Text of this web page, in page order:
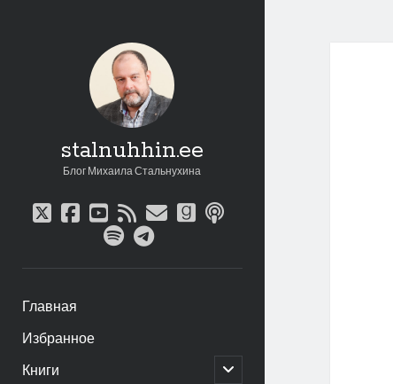
stalnuhhin.ee
Блог Михаила Стальнухина
twitter
facebook
youtube
rssemailgoodreads
podcast
spotifytelegram
Главная
Избранное
Книги
открыть